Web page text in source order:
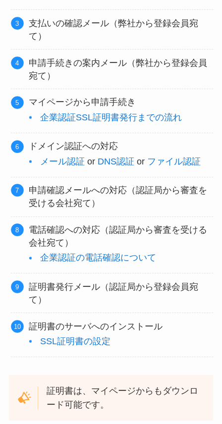
支払いの確認メール（弊社から登録会員宛
て）
申請手続きの案内メール（弊社から登録会員
宛て）
マイページから申請手続き
企業認証SSL証明書発行までの流れ
ドメイン認証への対応
メール認証 or DNS認証 or ファイル認証
申請確認メールへの対応（認証局から審査を
受ける会社宛て）
電話確認への対応（認証局から審査を受ける
会社宛て）
企業認証の電話確認について
証明書発行メール（認証局から登録会員宛
て）
証明書のサーバへのインストール
SSL証明書の設定
証明書は、マイページからもダウンロ
ード可能です。